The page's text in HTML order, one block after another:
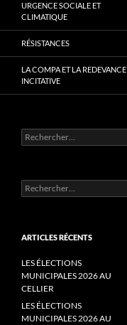
URGENCE SOCIALE ET
CLIMATIQUE
RÉSISTANCES
LA COMPA ET LA REDEVANCE
INCITATIVE
Rechercher :
Rechercher :
ARTICLES RÉCENTS
LES ÉLECTIONS
MUNICIPALES 2026 AU
CELLIER
LES ÉLECTIONS
MUNICIPALES 2026 AU